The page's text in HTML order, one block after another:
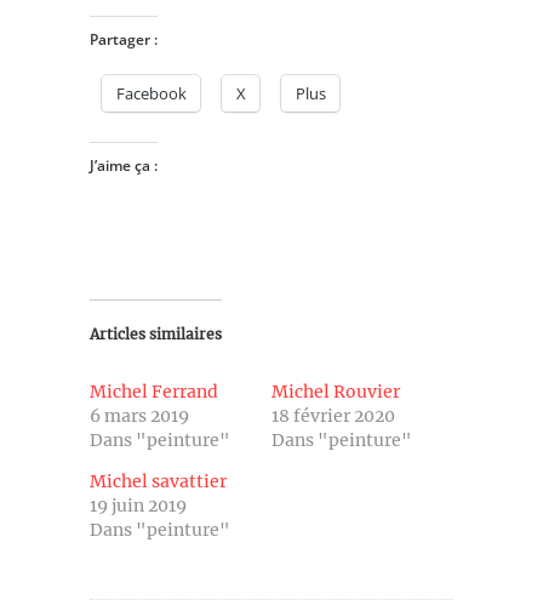
Partager :
Facebook X Plus
J’aime ça :
Articles similaires
Michel Ferrand
6 mars 2019
Dans "peinture"
Michel Rouvier
18 février 2020
Dans "peinture"
Michel savattier
19 juin 2019
Dans "peinture"